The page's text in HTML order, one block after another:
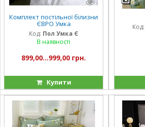
Комплект постільної білизни
ЄВРО Умка
Код: Пол Умка Є
В наявності
899,00...999,00 грн.
Купити
Код: